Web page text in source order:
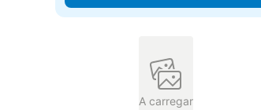
A carregar